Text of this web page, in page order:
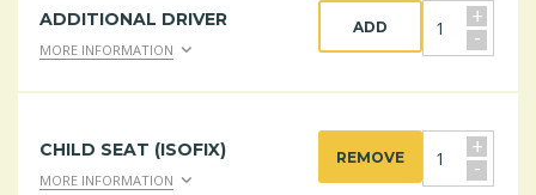
ADDITIONAL DRIVER
MORE INFORMATION
+
-
ADD
CHILD SEAT (ISOFIX)
MORE INFORMATION
+
-
REMOVE